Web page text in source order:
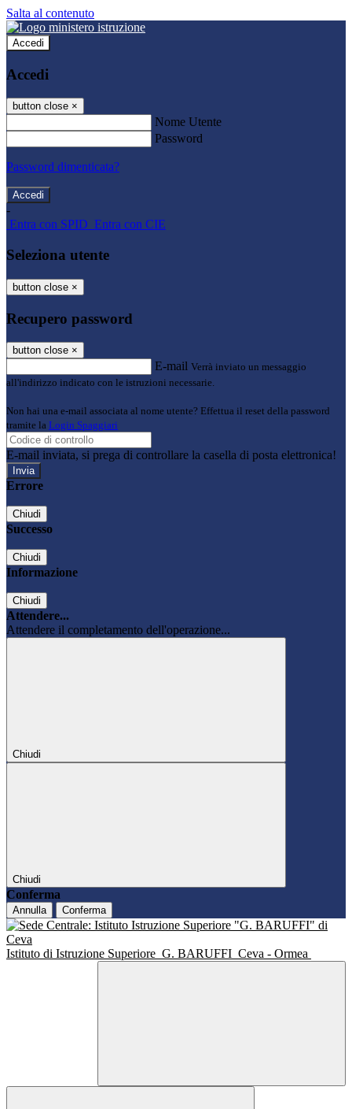
Salta al contenuto
Accedi
Accedi
button close ×
Nome Utente
Password
Password dimenticata?
-
Entra con SPID Entra con CIE
Seleziona utente
button close ×
Recupero password
button close ×
E-mail Verrà inviato un messaggio
all'indirizzo indicato con le istruzioni necessarie.
Non hai una e-mail associata al nome utente? Effettua il reset della password
tramite la Login Spaggiari
E-mail inviata, si prega di controllare la casella di posta elettronica!
Errore
Chiudi
Successo
Chiudi
Informazione
Chiudi
Attendere...
Attendere il completamento dell'operazione...
Chiudi
Chiudi
Conferma
Annulla Conferma
Istituto di Istruzione Superiore G. BARUFFI Ceva - Ormea